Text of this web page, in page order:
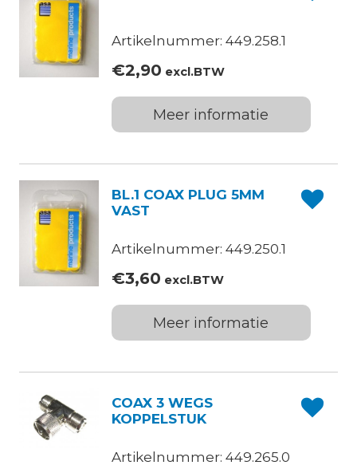
Artikelnummer: 449.258.1
€2,90 excl.BTW
Meer informatie
BL.1 COAX PLUG 5MM
VAST
Artikelnummer: 449.250.1
€3,60 excl.BTW
Meer informatie
COAX 3 WEGS
KOPPELSTUK
Artikelnummer: 449.265.0